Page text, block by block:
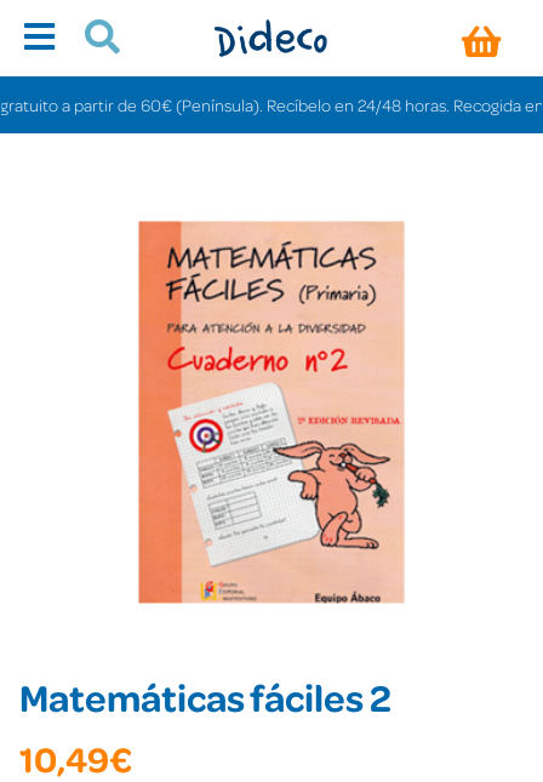
a partir de 60€ (Península). Recíbelo en 24/48 horas. Recogida en
Matemáticas fáciles 2
10,49€